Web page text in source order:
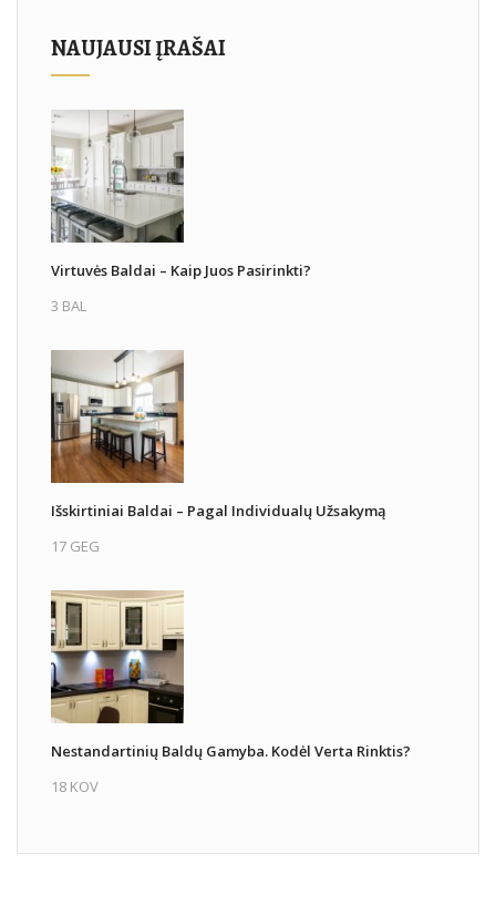
NAUJAUSI ĮRAŠAI
Virtuvės Baldai – Kaip Juos Pasirinkti?
3 BAL
Išskirtiniai Baldai – Pagal Individualų Užsakymą
17 GEG
Nestandartinių Baldų Gamyba. Kodėl Verta Rinktis?
18 KOV